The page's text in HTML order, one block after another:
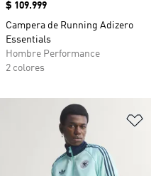
Precio
$ 109.999
Campera de Running Adizero
Essentials
Hombre Performance
2 colores